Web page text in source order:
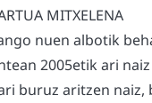
MITXELENA
nuen albotik
2005etik ari
buruz aritzen naiz,